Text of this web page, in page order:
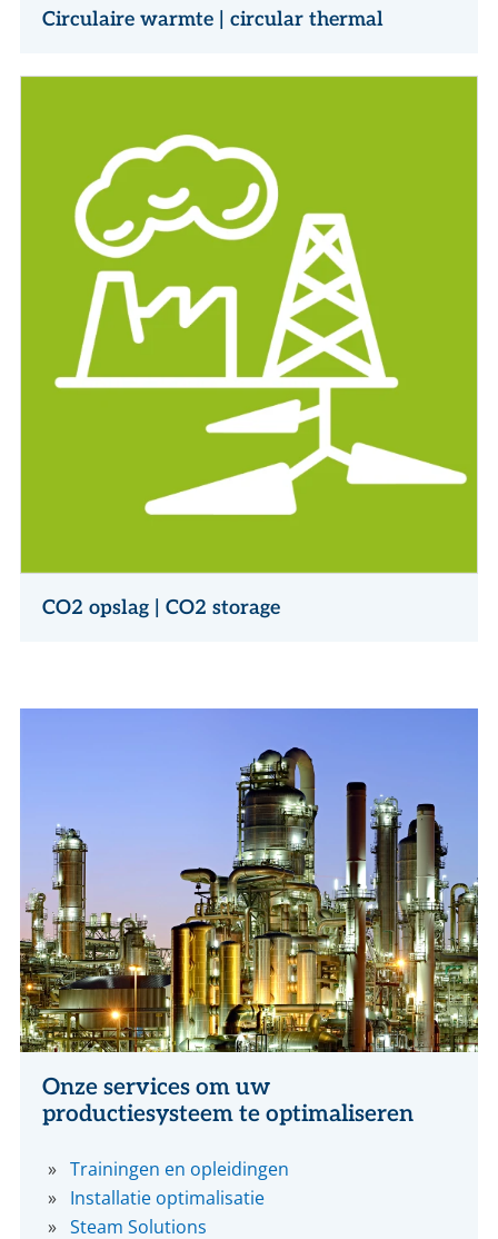
Circulaire warmte | circular thermal
CO2 opslag | CO2 storage
Onze services om uw
productiesysteem te optimaliseren
Trainingen en opleidingen
Installatie optimalisatie
Steam Solutions